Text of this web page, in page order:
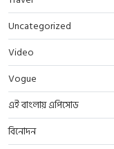
Uncategorized
Video
Vogue
এই বাংলায় এপিসোড
বিনোদন